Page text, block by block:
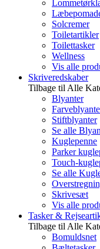
Solcremer
Toiletartikler
Toilettasker
Wellness
Vis alle
Skriveredskaber
Tilbage til Alle
Blyanter
Stiftblyanter
Se alle
Kuglepenne
Parker
Touch-
Se alle
Skrivesæt
Vis alle
Tasker &
Tilbage til Alle
Bomuldsnet